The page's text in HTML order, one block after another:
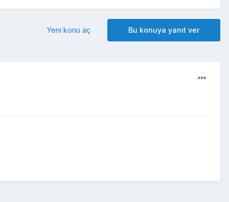
Bu konuya yanıt ver
Yeni konu aç